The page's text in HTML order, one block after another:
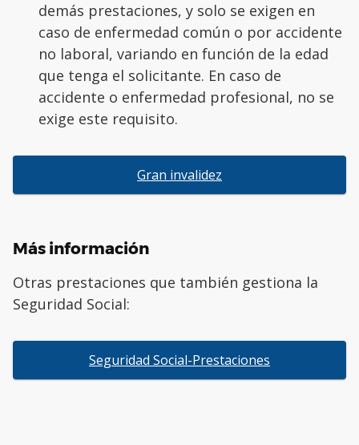
demás prestaciones, y solo se exigen en
caso de enfermedad común o por accidente
no laboral, variando en función de la edad
que tenga el solicitante. En caso de
accidente o enfermedad profesional, no se
exige este requisito.
Gran invalidez
Más información
Otras prestaciones que también gestiona la
Seguridad Social:
Seguridad Social-Prestaciones